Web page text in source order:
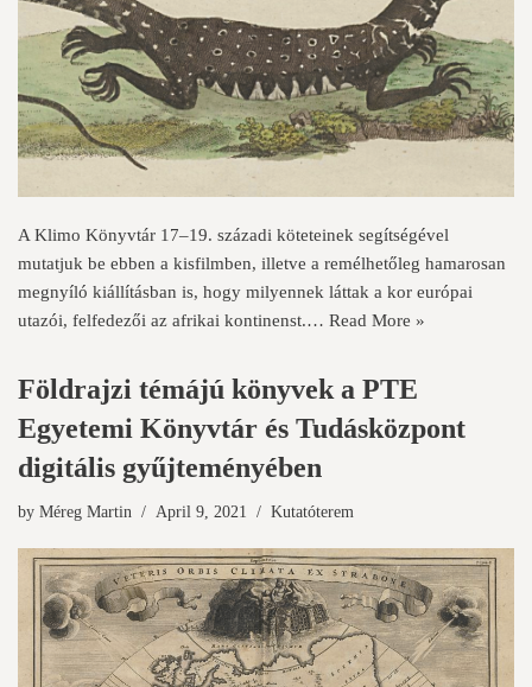
A Klimo Könyvtár 17–19. századi köteteinek segítségével
mutatjuk be ebben a kisfilmben, illetve a remélhetőleg hamarosan
megnyíló kiállításban is, hogy milyennek láttak a kor európai
utazói, felfedezői az afrikai kontinenst.… Read More »
Földrajzi témájú könyvek a PTE
Egyetemi Könyvtár és Tudásközpont
digitális gyűjteményében
by Méreg Martin April 9, 2021 Kutatóterem